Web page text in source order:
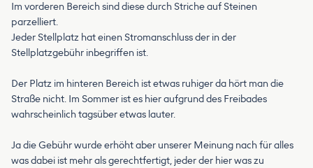
Im vorderen Bereich sind diese durch Striche auf Steinen
parzelliert.
Jeder Stellplatz hat einen Stromanschluss der in der
Stellplatzgebühr inbegriffen ist.
Der Platz im hinteren Bereich ist etwas ruhiger da hört man die
Straße nicht. Im Sommer ist es hier aufgrund des Freibades
wahrscheinlich tagsüber etwas lauter.
Ja die Gebühr wurde erhöht aber unserer Meinung nach für alles
was dabei ist mehr als gerechtfertigt, jeder der hier was zu